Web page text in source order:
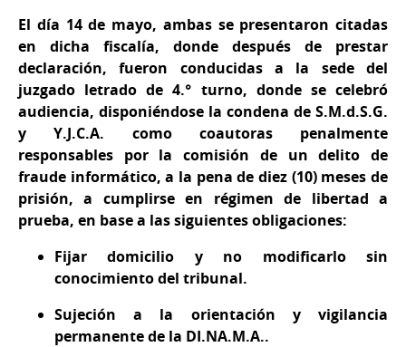
El día 14 de mayo, ambas se presentaron citadas
en dicha fiscalía, donde después de prestar
declaración, fueron conducidas a la sede del
juzgado letrado de 4.° turno, donde se celebró
audiencia, disponiéndose la condena de S.M.d.S.G.
y Y.J.C.A. como coautoras penalmente
responsables por la comisión de un delito de
fraude informático, a la pena de diez (10) meses de
prisión, a cumplirse en régimen de libertad a
prueba, en base a las siguientes obligaciones:
Fijar domicilio y no modificarlo sin
conocimiento del tribunal.
Sujeción a la orientación y vigilancia
permanente de la DI.NA.M.A..